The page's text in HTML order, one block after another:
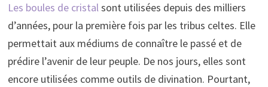
Les boules de cristalsont utilisées depuis des milliers
d’années, pour la première fois par les tribus celtes. Elle
permettait aux médiums de connaître le passé et de
prédire l’avenir de leur peuple. De nos jours, elles sont
encore utilisées comme outils de divination. Pourtant,